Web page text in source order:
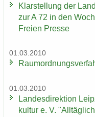
Klar­stel­lung der
zur A 72 in den
Frei­en Pres­se
01.03.2010
01.03.2010
Lan­des­di­rek­ti­on
kul­tur e. V.